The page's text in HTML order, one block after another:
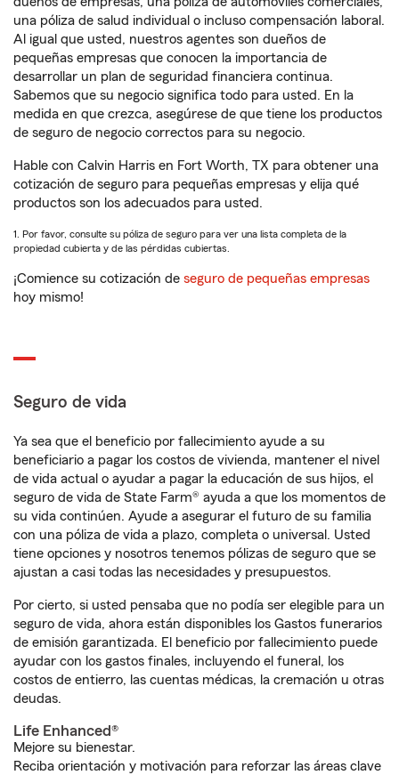
una póliza de salud individual o incluso compensación laboral.
Al igual que usted, nuestros agentes son dueños de
pequeñas empresas que conocen la importancia de
desarrollar un plan de seguridad financiera continua.
Sabemos que su negocio significa todo para usted. En la
medida en que crezca, asegúrese de que tiene los productos
de seguro de negocio correctos para su negocio.
Hable con Calvin Harris en Fort Worth, TX para obtener una
cotización de seguro para pequeñas empresas y elija qué
productos son los adecuados para usted.
1. Por favor, consulte su póliza de seguro para ver una lista completa de la
propiedad cubierta y de las pérdidas cubiertas.
¡Comience su cotización de seguro de pequeñas empresas
hoy mismo!
Seguro de vida
Ya sea que el beneficio por fallecimiento ayude a su
beneficiario a pagar los costos de vivienda, mantener el nivel
de vida actual o ayudar a pagar la educación de sus hijos, el
seguro de vida de State Farm® ayuda a que los momentos de
su vida continúen. Ayude a asegurar el futuro de su familia
con una póliza de vida a plazo, completa o universal. Usted
tiene opciones y nosotros tenemos pólizas de seguro que se
ajustan a casi todas las necesidades y presupuestos.
Por cierto, si usted pensaba que no podía ser elegible para un
seguro de vida, ahora están disponibles los Gastos funerarios
de emisión garantizada. El beneficio por fallecimiento puede
ayudar con los gastos finales, incluyendo el funeral, los
costos de entierro, las cuentas médicas, la cremación u otras
deudas.
Life Enhanced®
Mejore su bienestar.
Reciba orientación y motivación para reforzar las áreas clave